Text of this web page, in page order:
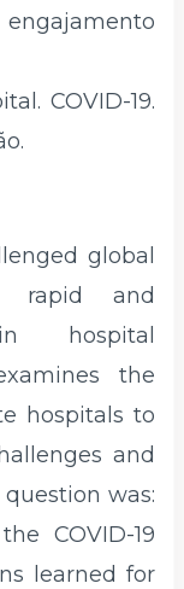
COVID-19.
global
rapid and
hospital
the
hospitals to
and
question was:
COVID-19
learned for